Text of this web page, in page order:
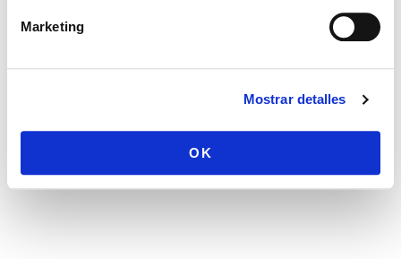
Marketing
Mostrar detalles
OK